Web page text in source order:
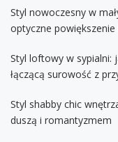
Styl nowoczesny w
optyczne
Styl loftowy w sypialni:
łączącą surowość z
Styl shabby chic
duszą i romantyzmem